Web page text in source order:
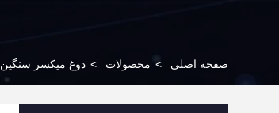
صفحه اصلی > محصولات > دوغ میکسر سنگین